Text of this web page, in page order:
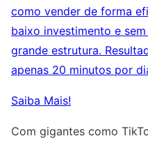
como vender de forma
baixo investimento e
grande estrutura.
apenas 20 minutos por
Saiba Mais!
Com gigantes como